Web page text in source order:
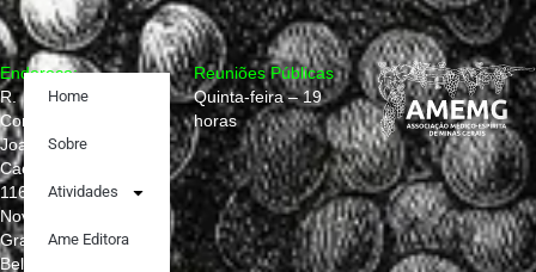
Reuniões Públicas
Quinta-feira – 19
horas
Home
Sobre
Atividades
Ame Editora
Endereço:
R.
Conselheiro
Joaquim
Caetano,
1160
Nova
Granada,
Belo